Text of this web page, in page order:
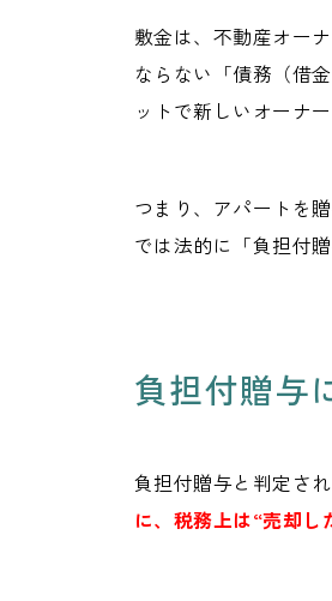
敷金は、不動産オー
ならない「債務（借
ットで新しいオーナ
つまり、アパートを
では法的に「負担付
負担付贈与
負担付贈与と判定さ
に、税務上は“売却し